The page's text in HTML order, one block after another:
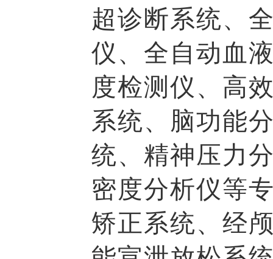
超诊断系统、
仪、全自动血
度检测仪、高
系统、脑功能
统、精神压力
密度分析仪等
矫正系统、经